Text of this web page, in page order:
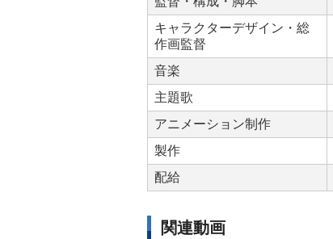
キャラクターデザイン・総
作画監督
音楽
主題歌
アニメーション制作
製作
配給
関連動画